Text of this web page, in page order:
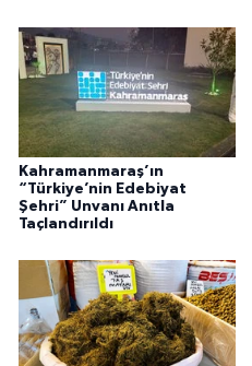
Kahramanmaraş’ın
“Türkiye’nin Edebiyat
Şehri” Unvanı Anıtla
Taçlandırıldı